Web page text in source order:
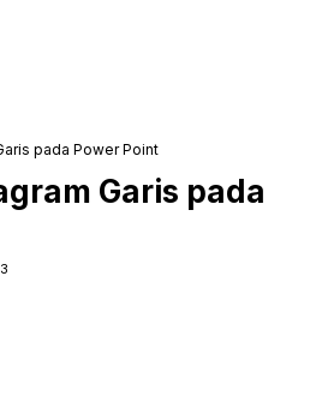
pada Power Point
Garis pada